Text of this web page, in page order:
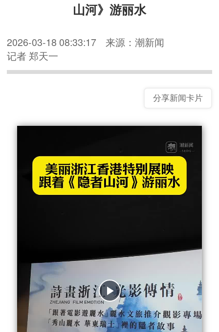
山河》游丽水
2026-03-18 08:33:17
来源：潮新闻
记者 郑天一
分享新闻卡片